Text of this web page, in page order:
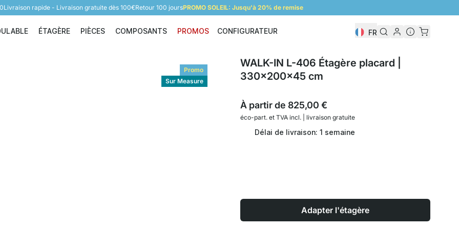
Livraison rapide - Livraison gratuite dès 100€Retour 100 joursPROMO SOLEIL: Jusqu'à 20% de remise
Étagère modulable
ÉTAGÈRE
Étagère
PIÈCES
Pièces
COMPOSANTS
Composants
PROMOS CONFIGURATEUR FR
Promo
Sur Measure
WALK-IN L-406 Étagère placard |
330x200x45 cm
À partir de825,00 €
éco-part. etTVA incl. | livraison gratuite
Délai de livraison: 1 semaine
Adapter l'étagère